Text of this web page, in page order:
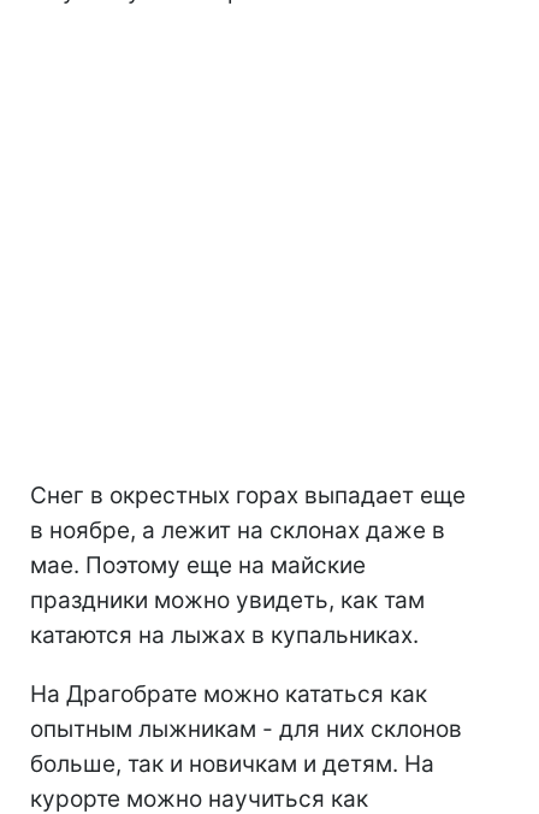
Снег в окрестных горах выпадает еще
в ноябре, а лежит на склонах даже в
мае. Поэтому еще на майские
праздники можно увидеть, как там
катаются на лыжах в купальниках.
На Драгобрате можно кататься как
опытным лыжникам - для них склонов
больше, так и новичкам и детям. На
курорте можно научиться как